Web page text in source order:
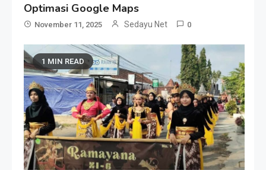
Optimasi Google Maps
November 11, 2025 Sedayu Net 0
1 MIN READ